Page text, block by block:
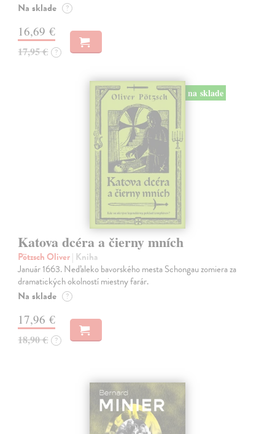
Na sklade ?
16,69 €
17,95 € ?
na sklade
Katova dcéra a čierny mních
Pötzsch Oliver| Kniha
Január 1663. Neďaleko bavorského mesta Schongau zomiera za
dramatických okolností miestny farár.
Na sklade ?
17,96 €
18,90 € ?